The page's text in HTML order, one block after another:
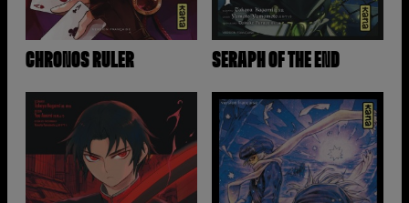
CHRONOS RULER SERAPH OF THE END